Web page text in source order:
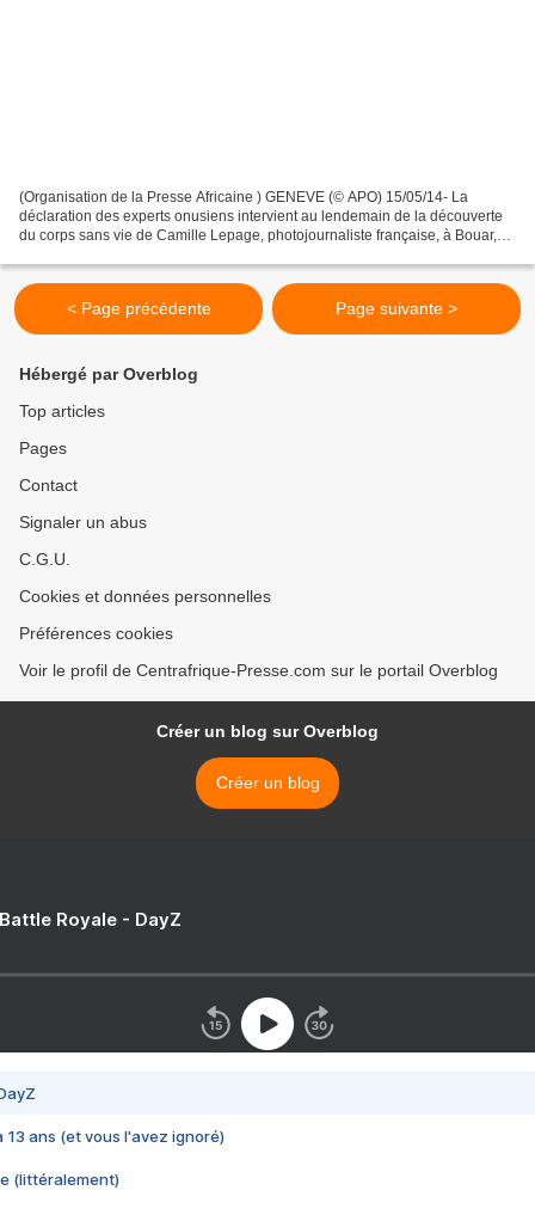
(Organisation de la Presse Africaine ) GENEVE (© APO) 15/05/14- La
déclaration des experts onusiens intervient au lendemain de la découverte
du corps sans vie de Camille Lepage, photojournaliste française, à Bouar,
< Page précédente Page suivante >
Hébergé par Overblog
Top articles
Pages
Contact
Signaler un abus
C.G.U.
Cookies et données personnelles
Préférences cookies
Voir le profil de Centrafrique-Presse.com sur le portail Overblog
Créer un blog sur Overblog
Créer un blog
Royale - DayZ
13 ans (et vous l'avez ignoré)
(littéralement)